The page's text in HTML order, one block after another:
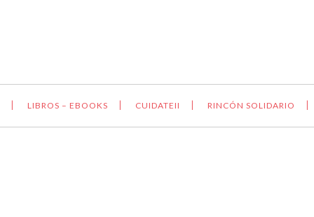
LIBROS – EBOOKS CUIDATEII RINCÓN SOLIDARIO